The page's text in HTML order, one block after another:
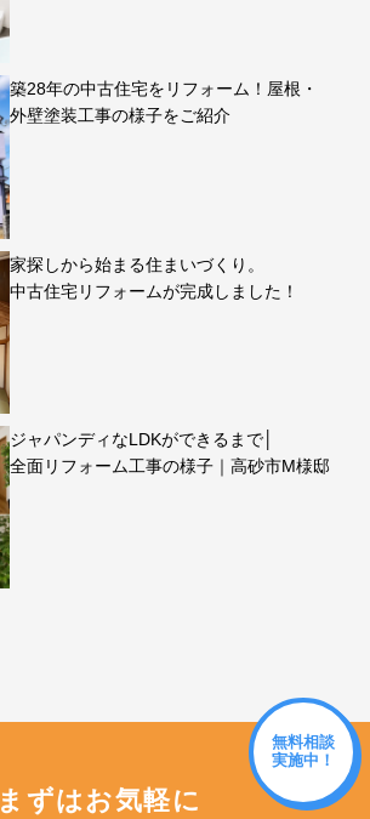
築28年の中古住宅をリフォーム！屋根・
外壁塗装工事の様子をご紹介
家探しから始まる住まいづくり。
中古住宅リフォームが完成しました！
ジャパンディなLDKができるまで│
全面リフォーム工事の様子｜高砂市M様邸
無料相談
実施中！
まずはお気軽に